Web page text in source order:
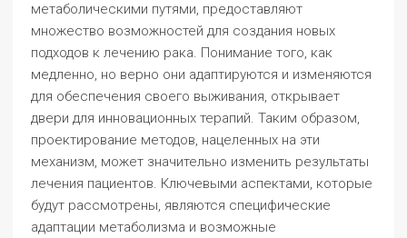
метаболическими путями, предоставляют
множество возможностей для создания новых
подходов к лечению рака. Понимание того, как
медленно, но верно они адаптируются и изменяются
для обеспечения своего выживания, открывает
двери для инновационных терапий. Таким образом,
проектирование методов, нацеленных на эти
механизм, может значительно изменить результаты
лечения пациентов. Ключевыми аспектами, которые
будут рассмотрены, являются специфические
адаптации метаболизма и возможные